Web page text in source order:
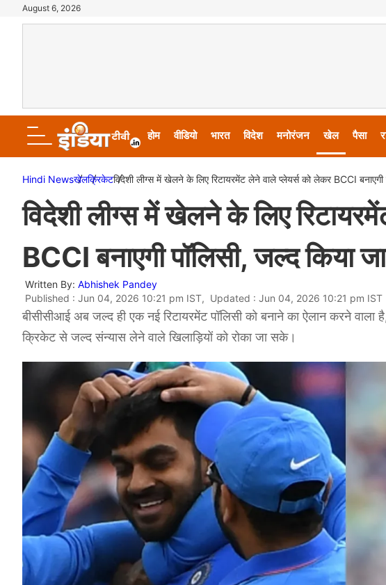
August 6, 2026
होम वीडियो भारत विदेश मनोरंजन खेल पैसा
Hindi Newsखेलक्रिकेटविदेशी लीग्स में खेलने के लिए रिटायरमेंट लेने वाले प्लेयर्स को लेकर BCCI बनाएगी
विदेशी लीग्स में खेलने के लिए
BCCI बनाएगी पॉलिसी, जल्द किया
Written By: Abhishek Pandey
Published : Jun 04, 2026 10:21 pm IST, Updated : Jun 04, 2026 10:21 pm IST
बीसीसीआई अब जल्द ही एक नई रिटायरमेंट पॉलिसी को बनाने का ऐलान करने
क्रिकेट से जल्द संन्यास लेने वाले खिलाड़ियों को रोका जा सके।